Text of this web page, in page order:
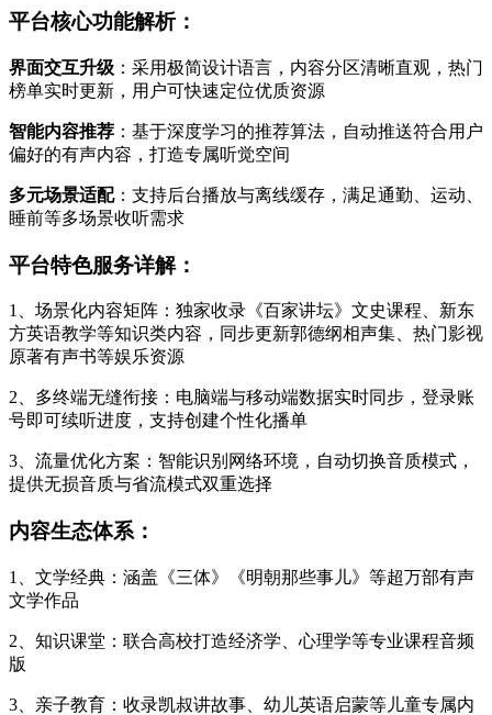
平台核心功能解析：
界面交互升级 ：采用极简设计语言，内容分区清晰直观，热门
榜单实时更新，用户可快速定位优质资源
智能内容推荐 ：基于深度学习的推荐算法，自动推送符合用户
偏好的有声内容，打造专属听觉空间
多元场景适配：支持后台播放与离线缓存，满足通勤、运动、
睡前等多场景收听需求
平台特色服务详解：
1、场景化内容矩阵：独家收录《百家讲坛》文史课程、新东
方英语教学等知识类内容，同步更新郭德纲相声集、热门影视
原著有声书等娱乐资源
2、多终端无缝衔接：电脑端与移动端数据实时同步，登录账
号即可续听进度，支持创建个性化播单
3、流量优化方案：智能识别网络环境，自动切换音质模式，
提供无损音质与省流模式双重选择
内容生态体系：
1、文学经典：涵盖《三体》《明朝那些事儿》等超万部有声
文学作品
2、知识课堂：联合高校打造经济学、心理学等专业课程音频
版
3、亲子教育：收录凯叔讲故事、幼儿英语启蒙等儿童专属内